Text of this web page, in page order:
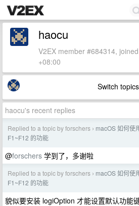
haocu
V2EX member #684314,
+08:00
Switch
haocu's recent replies
Replied to a topic by forschers › macOS 如何使
F1~F12 的功能
@forschers 学到了，多谢啦
Replied to a topic by forschers › macOS 如何使
F1~F12 的功能
貌似要安装 logiOption 才能设置默认功能键